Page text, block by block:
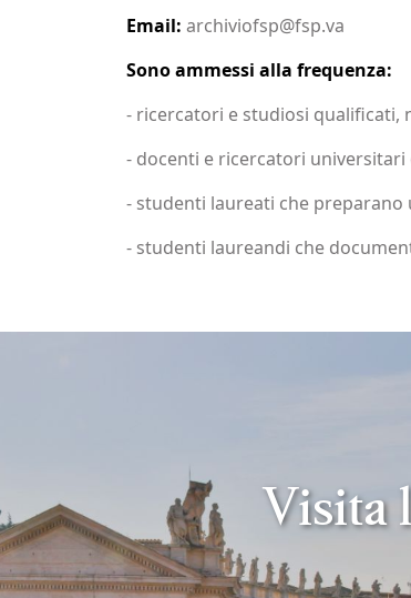
Email: archiviofsp@fsp.va
Sono ammessi alla frequenza:
- ricercatori e studiosi qualificati,
- docenti e ricercatori
- studenti laureati che
- studenti laureandi che
Visita